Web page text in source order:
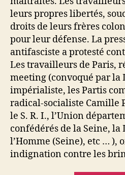
leurs propres libertés,
droits de leurs frères
pour leur défense. La
antifasciste a protesté
Les travailleurs de Paris,
meeting (convoqué par la
impérialiste, les Partis
radical-socialiste Camille
le S. R. I., l’Union
confédérés de la Seine, la
l’Homme (Seine), etc … ),
indignation contre les